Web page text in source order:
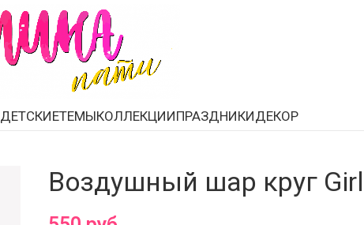
ДЕТСКИЕТЕМЫКОЛЛЕКЦИИПРАЗДНИКИДЕКОР
Воздушный шар круг